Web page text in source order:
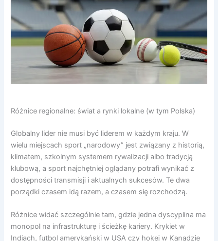
Różnice regionalne: świat a rynki lokalne (w tym Polska)
Globalny lider nie musi być liderem w każdym kraju. W
wielu miejscach sport „narodowy” jest związany z historią,
klimatem, szkolnym systemem rywalizacji albo tradycją
klubową, a sport najchętniej oglądany potrafi wynikać z
dostępności transmisji i aktualnych sukcesów. Te dwa
porządki czasem idą razem, a czasem się rozchodzą.
Różnice widać szczególnie tam, gdzie jedna dyscyplina ma
monopol na infrastrukturę i ścieżkę kariery. Krykiet w
Indiach, futbol amerykański w USA czy hokej w Kanadzie